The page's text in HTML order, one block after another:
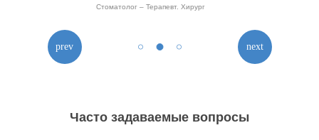
Стоматолог – Терапевт. Хирург
Часто задаваемые вопросы